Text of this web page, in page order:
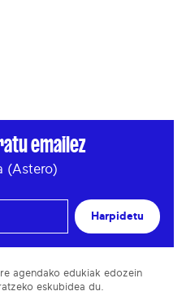
emailez
(Astero)
Harpidetu
agendako edukiak edozein
eskubidea du.